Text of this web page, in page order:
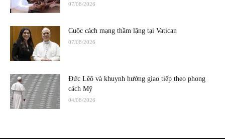
07/08/2026
Cuộc cách mạng thầm lặng tại Vatican
07/08/2026
Đức Lêô và khuynh hướng giao tiếp theo phong
cách Mỹ
04/08/2026